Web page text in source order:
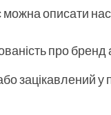
описати
про бренд
зацікавлений у